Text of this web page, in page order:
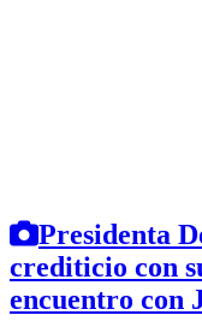
Presidenta
crediticio con
encuentro con